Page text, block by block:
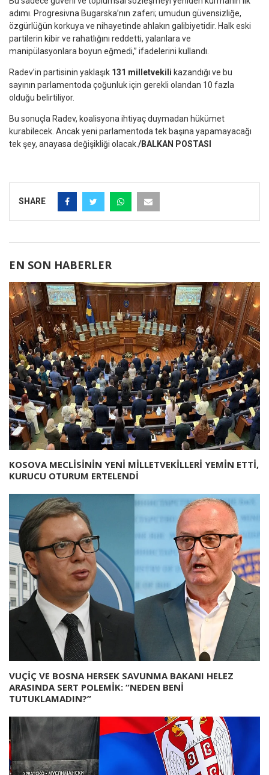
adımı. Progresivna Bugarska’nın zaferi; umudun güvensizliğe,
özgürlüğün korkuya ve nihayetinde ahlakın galibiyetidir. Halk eski
partilerin kibir ve rahatlığını reddetti, yalanlara ve
manipülasyonlara boyun eğmedi,” ifadelerini kullandı.
Radev’in partisinin yaklaşık 131 milletvekili kazandığı ve bu
sayının parlamentoda çoğunluk için gerekli olandan 10 fazla
olduğu belirtiliyor.
Bu sonuçla Radev, koalisyona ihtiyaç duymadan hükümet
kurabilecek. Ancak yeni parlamentoda tek başına yapamayacağı
tek şey, anayasa değişikliği olacak./BALKAN POSTASI
SHARE
EN SON HABERLER
KOSOVA MECLİSİNİN YENİ MİLLETVEKİLLERİ YEMİN ETTİ,
KURUCU OTURUM ERTELENDİ
VUÇİÇ VE BOSNA HERSEK SAVUNMA BAKANI HELEZ
ARASINDA SERT POLEMİK: “NEDEN BENİ
TUTUKLAMADIN?”